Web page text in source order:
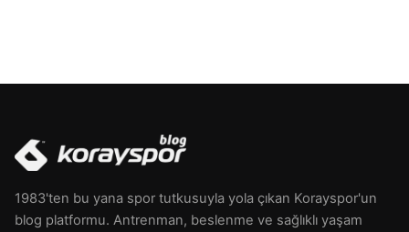
1983'ten bu yana spor tutkusuyla yola çıkan Korayspor'un
blog platformu. Antrenman, beslenme ve sağlıklı yaşam